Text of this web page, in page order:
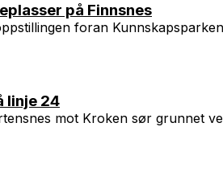
på Finnsnes
foran
linje 24
mot Kroken sør grunnet